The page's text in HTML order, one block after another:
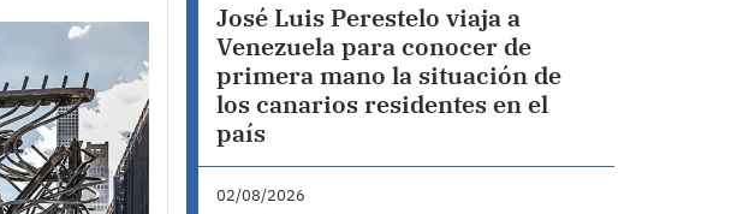
José Luis Perestelo viaja a
Venezuela para conocer de
primera mano la situación de
los canarios residentes en el
país
02/08/2026